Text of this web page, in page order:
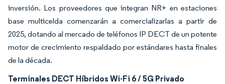
inversión. Los proveedores que integran NR+ en estaciones
base multicelda comenzarán a comercializarlas a partir de
2025, dotando al mercado de teléfonos IP DECT de un potente
motor de crecimiento respaldado por estándares hasta finales
de la década.
Terminales DECT Híbridos Wi-Fi 6 / 5G Privado